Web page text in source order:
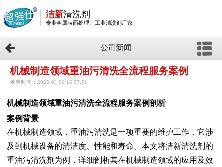
洁新清洗剂
专业金属表面处理、工业清洗剂厂家
公司新闻
机械制造领域重油污清洗全流程服务案例
发表时间：2025-03-06 16:07:51
机械制造领域重油污清洗全流程服务案例剖析
案例背景
在机械制造领域，重油污清洗是一项重要的维护工作，它涉
及到机械设备的清洁度、性能和寿命。本文将洁新清洗剂的
重油污清洗剂为例，详细剖析其在机械制造领域的应用及效